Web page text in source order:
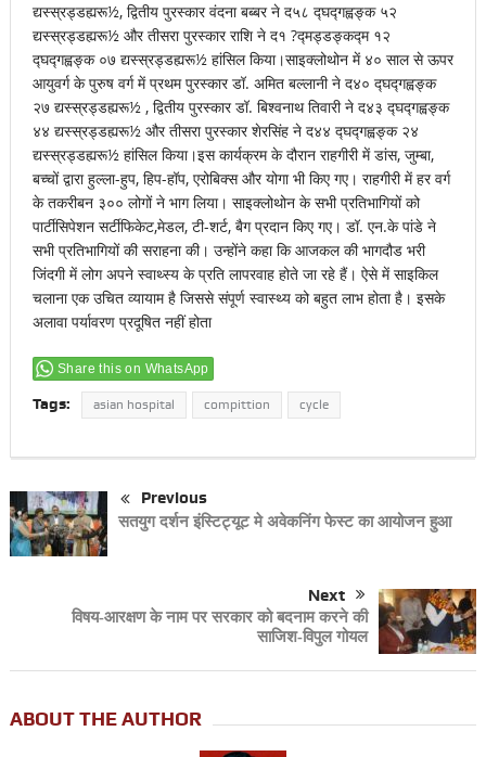
द्यस्स्रड्डह्यरू½, द्वितीय पुरस्कार वंदना बब्बर ने द५८ द्घद्गह्वङ्क ५२
द्यस्स्रड्डह्यरू½ और तीसरा पुरस्कार राशि ने द१ ?द्मड्डङ्कद्म १२
द्घद्गह्वङ्क ०७ द्यस्स्रड्डह्यरू½ हांसिल किया।साइक्लोथोन में ४० साल से ऊपर
आयुवर्ग के पुरुष वर्ग में प्रथम पुरस्कार डॉ. अमित बल्लानी ने द४० द्घद्गह्वङ्क
२७ द्यस्स्रड्डह्यरू½ , द्वितीय पुरस्कार डॉ. बिश्वनाथ तिवारी ने द४३ द्घद्गह्वङ्क
४४ द्यस्स्रड्डह्यरू½ और तीसरा पुरस्कार शेरसिंह ने द४४ द्घद्गह्वङ्क २४
द्यस्स्रड्डह्यरू½ हांसिल किया।इस कार्यक्रम के दौरान राहगीरी में डांस, जुम्बा,
बच्चों द्वारा हुल्ला-हुप, हिप-हॉप, एरोबिक्स और योगा भी किए गए। राहगीरी में हर वर्ग
के तकरीबन ३०० लोगों ने भाग लिया। साइक्लोथोन के सभी प्रतिभागियों को
पार्टीसिपेशन सर्टीफिकेट,मेडल, टी-शर्ट, बैग प्रदान किए गए। डॉ. एन.के पांडे ने
सभी प्रतिभागियों की सराहना की। उन्होंने कहा कि आजकल की भागदौड भरी
जिंदगी में लोग अपने स्वाथ्स्य के प्रति लापरवाह होते जा रहे हैं। ऐसे में साइकिल
चलाना एक उचित व्यायाम है जिससे संपूर्ण स्वास्थ्य को बहुत लाभ होता है। इसके
अलावा पर्यावरण प्रदूषित नहीं होता
Share this on WhatsApp
Tags: asian hospital compittion cycle
Previous
सतयुग दर्शन इंस्टिट्यूट मे अवेकनिंग फेस्ट का आयोजन हुआ
Next
विषय-आरक्षण के नाम पर सरकार को बदनाम करने की
साजिश-विपुल गोयल
ABOUT THE AUTHOR